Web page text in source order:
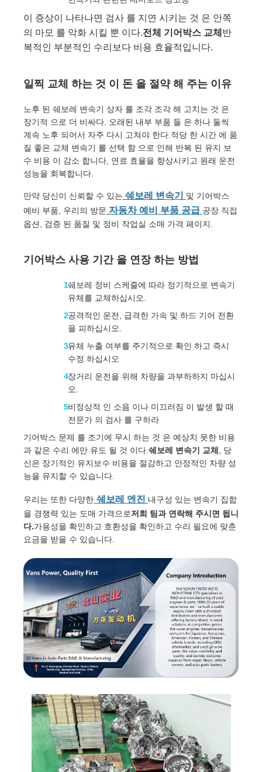
이 증상이 나타나면 검사 를 지연 시키는 것 은 안쪽
의 마모 를 악화 시킬 뿐 이다.전체 기어박스 교체 반
복적인 부분적인 수리보다 비용 효율적입니다.
일찍 교체 하는 것 이 돈 을 절약 해 주는 이유
노후 된 쉐보레 변속기 상자 를 조각 조각 해 고치는 것 은
장기적 으로 더 비싸다. 오래된 내부 부품 들 은 하나 둘씩
계속 노후 되어서 자주 다시 고쳐야 한다.적당 한 시간 에 품
질 좋은 교체 변속기 를 선택 함 으로 인해 반복 된 유지 보
수 비용 이 감소 합니다, 연료 효율을 향상시키고 원래 운전
성능을 회복합니다.
만약 당신이 신뢰할 수 있는 쉐보레 변속기
및 기어박스
예비 부품, 우리의 방문 자동차 예비 부품 공급 공장 직접
옵션, 검증 된 품질 및 정비 작업실 소매 가격 페이지.
기어박스 사용 기간 을 연장 하는 방법
쉐보레 정비 스케줄에 따라 정기적으로 변속기
유체를 교체하십시오.
공격적인 운전, 급격한 가속 및 하드 기어 전환
을 피하십시오.
유체 누출 여부를 주기적으로 확인 하고 즉시
수정 하십시오
장거리 운전을 위해 차량을 과부하하지 마십시
오.
비정상적 인 소음 이나 미끄러짐 이 발생 할 때
전문가 의 검사 를 구하라
기어박스 문제 를 조기에 무시 하는 것 은 예상치 못한 비용
과 같은 수리 에만 유도 될 것 이다. 쉐보레 변속기 교체
, 당
신은 장기적인 유지보수 비용을 절감하고 안정적인 차량 성
능을 유지할 수 있습니다.
우리는 또한 다양한 쉐보레 엔진 내구성 있는 변속기 집합
을 경쟁력 있는 도매 가격으로저희 팀과 연락해 주시면 됩니
다.가용성을 확인하고 호환성을 확인하고 수리 필요에 맞춘
요금을 받을 수 있습니다.